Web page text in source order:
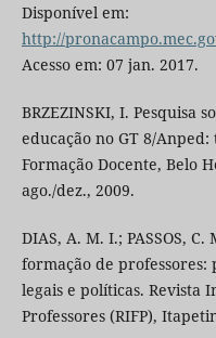
Disponível em:
http://
Acesso em: 07 jan. 2017.
BRZEZINSKI, I. Pesquisa
educação no GT 8/
Formação Docente, Belo
ago./dez., 2009.
DIAS, A. M. I.; PASSOS,
formação de
legais e políticas. Revista
Professores (RIFP),